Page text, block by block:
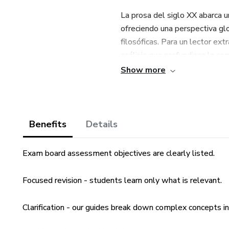
La prosa del siglo XX abarca
ofreciendo una perspectiva
filosóficas. Para un lector
análisis que profundizan la
especialmente si no están
las guías de estudio del Mr
el estudio académico. Las
Show more
Benefits Details
Exam board assessment objectives are clearly listed.
Focused revision - students learn only what is relevant.
Clarification - our guides break down complex concepts